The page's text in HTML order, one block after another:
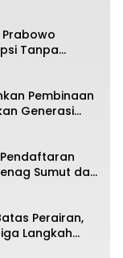
Prabowo
Tanpa
Pembinaan
Generasi
Sumut dan
Perairan,
Langkah